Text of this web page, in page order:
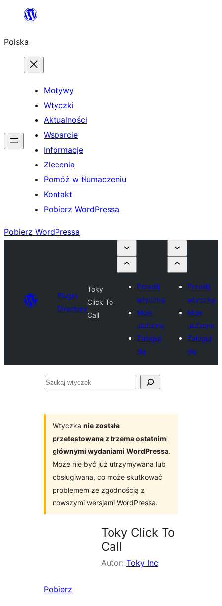
Przejdź
treści
Polska
Motywy
Wtyczki
Aktualności
Wsparcie
Informacje
Zlecenia
Pomóż w tłumaczeniu
Kontakt
Pobierz WordPressa
Pobierz WordPressa
Plugin
Directory
Toky
Click To
Call
Prześlij
wtyczkę
Moje
ulubione
Zaloguj
się
Prześlij
wtyczkę
Moje
ulubione
Zaloguj
się
Szukaj
Wtyczka nie została
przetestowana z trzema ostatnimi
głównymi wydaniami WordPressa.
Może nie być już utrzymywana lub
obsługiwana, co może skutkować
problemem ze zgodnością z
nowszymi wersjami WordPressa.
Toky Click To
Call
Autor: Toky Inc
Pobierz